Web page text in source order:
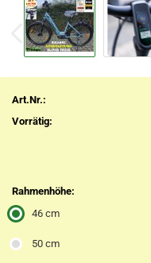
Art.Nr.:
Vorrätig:
Rahmenhöhe:
46 cm
50 cm